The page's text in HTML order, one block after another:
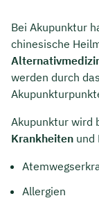
Bei Akupunktur
chinesische
werden durch
Akupunktur wird
Krankheiten und
Allergien